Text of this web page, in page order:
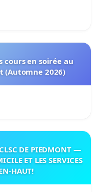
cours en soirée au
(Automne 2026)
DE PIEDMONT —
ET LES SERVICES
HAUT!